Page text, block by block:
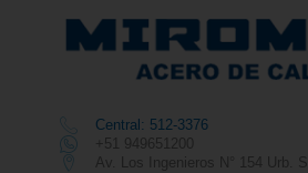
Central: 512-3376
+51 949651200
Av. Los Ingenieros N° 154 Urb.